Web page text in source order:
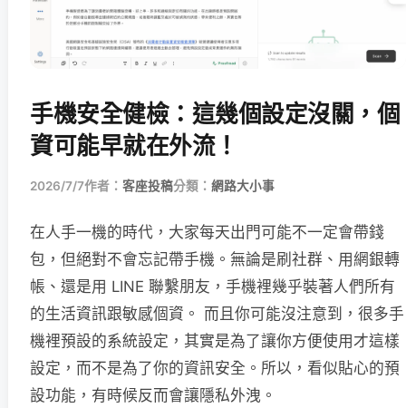
手機安全健檢：這幾個設定沒關，個
資可能早就在外流！
2026/7/7作者： 客座投稿分類： 網路大小事
在人手一機的時代，大家每天出門可能不一定會帶錢
包，但絕對不會忘記帶手機。無論是刷社群、用網銀轉
帳、還是用 LINE 聯繫朋友，手機裡幾乎裝著人們所有
的生活資訊跟敏感個資。 而且你可能沒注意到，很多手
機裡預設的系統設定，其實是為了讓你方便使用才這樣
設定，而不是為了你的資訊安全。所以，看似貼心的預
設功能，有時候反而會讓隱私外洩。